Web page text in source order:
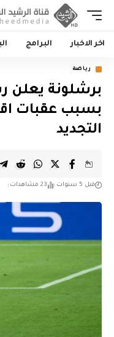
اخر الاخبار البرامج
رياضة
برشلونة يعلن
بسبب عقبات
التجديد
قبل 5 سنوات 23 مشاهدات